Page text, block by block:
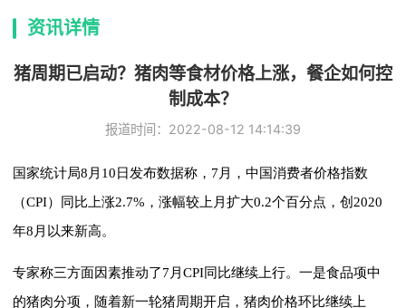
资讯详情
猪周期已启动？猪肉等食材价格上涨，餐企如何控
制成本？
报道时间：2022-08-12 14:14:39
国家统计局8月10日发布数据称，7月，中国消费者价格指数
（CPI）同比上涨2.7%，涨幅较上月扩大0.2个百分点，创2020
年8月以来新高。
专家称三方面因素推动了7月CPI同比继续上行。一是食品项中
的猪肉分项，随着新一轮猪周期开启，猪肉价格环比继续上